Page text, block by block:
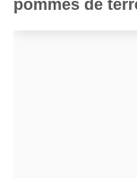
pommes de